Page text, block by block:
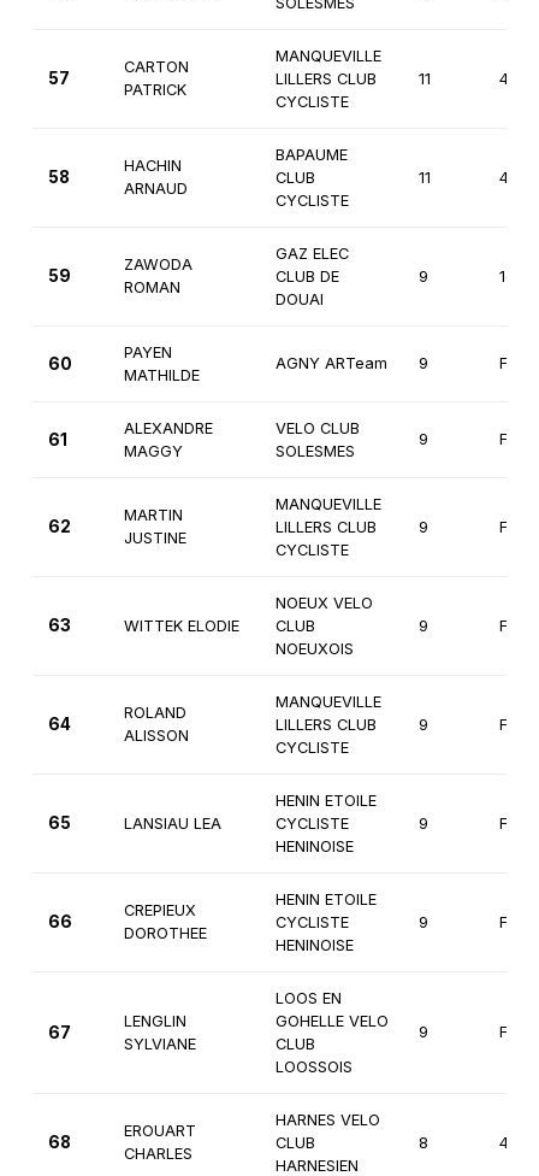
57
CARTON
PATRICK
MANQUEVILLE
LILLERS CLUB
CYCLISTE
11
58
HACHIN
ARNAUD
BAPAUME
CLUB
CYCLISTE
11
59
ZAWODA
ROMAN
GAZ ELEC
CLUB DE
DOUAI
9 1ère
60
PAYEN
MATHILDE
AGNY ARTeam 9
61
ALEXANDRE
MAGGY
VELO CLUB
SOLESMES
9
62
MARTIN
JUSTINE
MANQUEVILLE
LILLERS CLUB
CYCLISTE
9
63 WITTEK ELODIE
NOEUX VELO
CLUB
NOEUXOIS
9
64
ROLAND
ALISSON
MANQUEVILLE
LILLERS CLUB
CYCLISTE
9
65 LANSIAU LEA
HENIN ETOILE
CYCLISTE
HENINOISE
9
66
CREPIEUX
DOROTHEE
HENIN ETOILE
CYCLISTE
HENINOISE
9
67
LENGLIN
SYLVIANE
LOOS EN
GOHELLE VELO
CLUB
LOOSSOIS
9
68
EROUART
CHARLES
HARNES VELO
CLUB
HARNESIEN
8